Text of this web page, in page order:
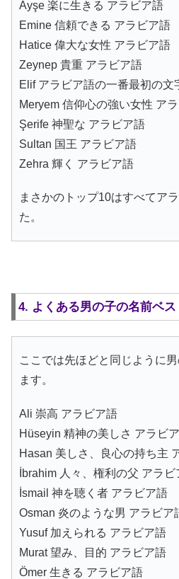
Ayşe 楽に生きる アラビア語
Emine 信頼できる アラビア語
Hatice 偉大な女性 アラビア語
Zeynep 貴重 アラビア語
Elif アラビア語の一番最初の文
Meryem 信仰心の強い女性 ア
Şerife 神聖な アラビア語
Sultan 国王 アラビア語
Zehra 輝く アラビア語
まさかのトップ10はすべてア
た。
4. よくある男の子の名前ベス
ここでは先ほどと同じように
ます。
Ali 崇高 アラビア語
Hüseyin 精神の美しさ アラビ
Hasan 美しさ、良心の持ち主
İbrahim 人々、権利の父 アラビ
İsmail 神を聴く者 アラビア語
Osman 炎のような男 アラビア
Yusuf 加えられる アラビア語
Murat 望み、目的 アラビア語
Ömer 生きる アラビア語